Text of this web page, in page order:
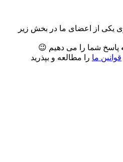
یکی از اعضای ما در بخش زیر
پاسخ شما را می دهیم 😉
قوانین ما را مطالعه و بپذرید